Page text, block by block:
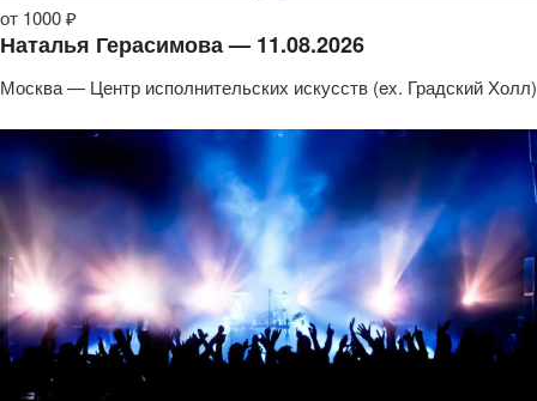
от 1000 ₽
Наталья Герасимова — 11.08.2026
Москва — Центр исполнительских искусств (ex. Градский Холл)